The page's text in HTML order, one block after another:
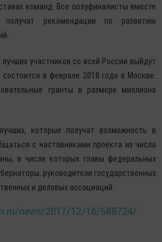
команд. Все полуфиналисты вместе
рекомендации по развитию
участников со всей России выйдут
в феврале 2018 года в Москве.
гранты в размере миллиона
которые получат возможность в
с наставниками проекта из числа
в числе которых главы федеральных
руководители государственных
и деловых ассоциаций.
news/2017/12/16/588724/